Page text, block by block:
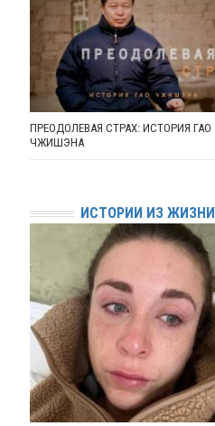
ПРЕОДОЛЕВАЯ СТРАХ: ИСТОРИЯ ГАО
ЧЖИШЭНА
ИСТОРИИ ИЗ ЖИЗНИ